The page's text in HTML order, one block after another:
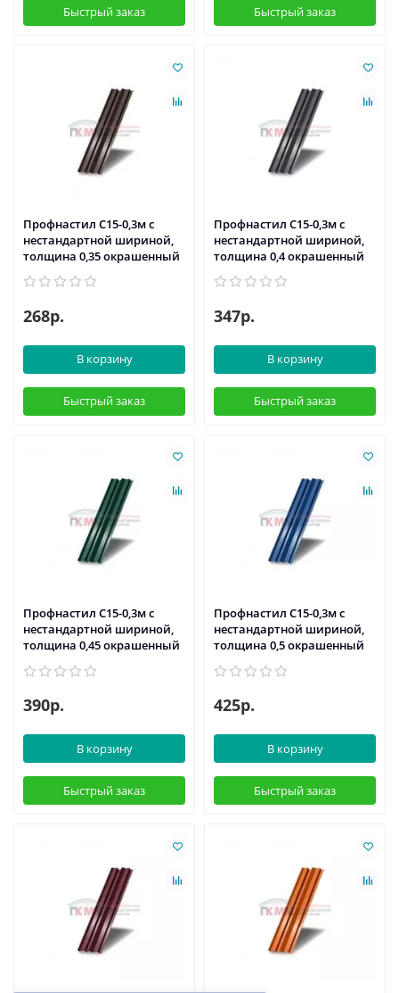
Быстрый заказ Быстрый заказ
Профнастил С15-0,3м с
нестандартной шириной,
толщина 0,35 окрашенный
268р.
В корзину
Быстрый заказ
Профнастил С15-0,3м с
нестандартной шириной,
толщина 0,4 окрашенный
347р.
В корзину
Быстрый заказ
Профнастил С15-0,3м с
нестандартной шириной,
толщина 0,45 окрашенный
390р.
В корзину
Быстрый заказ
Профнастил С15-0,3м с
нестандартной шириной,
толщина 0,5 окрашенный
425р.
В корзину
Быстрый заказ